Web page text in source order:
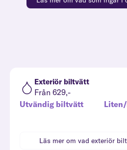
Exteriör biltvätt
Från 629,-
Utvändig biltvätt
Läs mer om vad exteriör